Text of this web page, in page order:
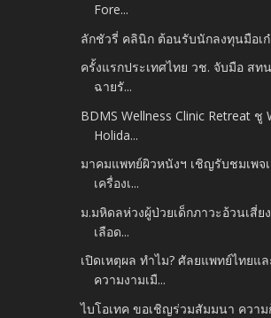
Fore...
ลักชัวรี่ คลินิก ต้อนรับนักลงทุนมือเก๋
ครั้งแรกประเทศไทย วช. จับมือ สท
ฉายรั...
BDMS Wellness Clinic Retreat ชู
Holida...
มาคมแพทย์ผิวหนังฯ เชิญรับชมเพจ
เครื่องเ...
ม.มหิดลห่วงผู้ป่วยเด็กภาวะอ้วนเสี่ย
เลือด...
เปิดเหตุผล ทำไม? ศัลยแพทย์ไทยแ
ความงามเมื...
ไบโอเทค ขอเชิญร่วมสัมมนา ควา